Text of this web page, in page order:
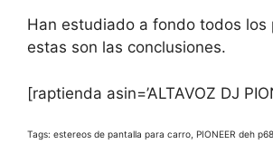
Han estudiado a fondo todos los
estas son las conclusiones.
[raptienda asin=’ALTAVOZ DJ
Tags: estereos de pantalla para carro, PIONEER deh